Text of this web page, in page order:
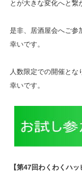
とが大きな変化へと繋
是非、居酒屋会へご参
幸いです。
人数限定での開催と
幸いです。
【第47回わくわくハッ